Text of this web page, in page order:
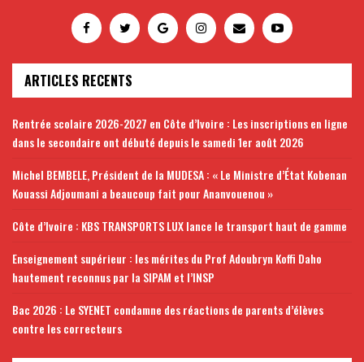
ARTICLES RECENTS
Rentrée scolaire 2026-2027 en Côte d’Ivoire : Les inscriptions en ligne
dans le secondaire ont débuté depuis le samedi 1er août 2026
Michel BEMBELE, Président de la MUDESA : « Le Ministre d’État Kobenan
Kouassi Adjoumani a beaucoup fait pour Ananvouenou »
Côte d’Ivoire : KBS TRANSPORTS LUX lance le transport haut de gamme
Enseignement supérieur : les mérites du Prof Adoubryn Koffi Daho
hautement reconnus par la SIPAM et l’INSP
Bac 2026 : Le SYENET condamne des réactions de parents d’élèves
contre les correcteurs